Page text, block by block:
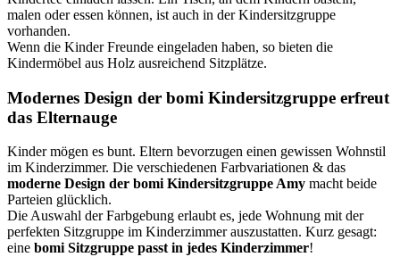
malen oder essen können, ist auch in der Kindersitzgruppe
vorhanden.
Wenn die Kinder Freunde eingeladen haben, so bieten die
Kindermöbel aus Holz ausreichend Sitzplätze.
Modernes Design der bomi Kindersitzgruppe erfreut
das Elternauge
Kinder mögen es bunt. Eltern bevorzugen einen gewissen Wohnstil
im Kinderzimmer. Die verschiedenen Farbvariationen & das
moderne Design der bomi Kindersitzgruppe Amy macht beide
Parteien glücklich.
Die Auswahl der Farbgebung erlaubt es, jede Wohnung mit der
perfekten Sitzgruppe im Kinderzimmer auszustatten. Kurz gesagt:
eine bomi Sitzgruppe passt in jedes Kinderzimmer!